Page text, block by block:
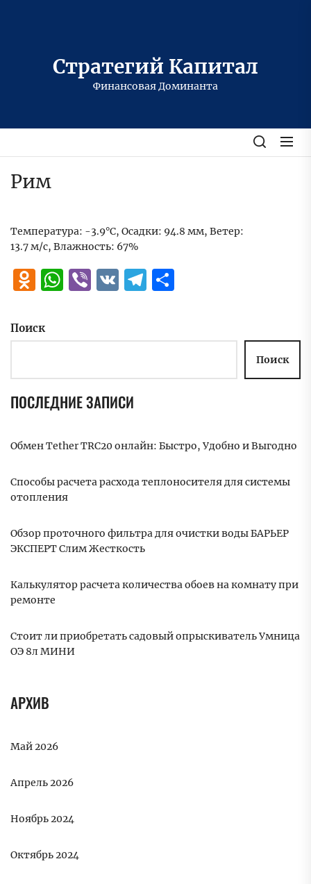
Стратегий Капитал
Финансовая Доминанта
Рим
Температура: -3.9°C, Осадки: 94.8 мм, Ветер:
13.7 м/с, Влажность: 67%
Odnoklassniki
WhatsApp
Viber
VK Telegram
Поиск
Поиск
ПОСЛЕДНИЕ ЗАПИСИ
Обмен Tether TRC20 онлайн: Быстро, Удобно и Выгодно
Способы расчета расхода теплоносителя для системы
отопления
Обзор проточного фильтра для очистки воды БАРЬЕР
ЭКСПЕРТ Слим Жесткость
Калькулятор расчета количества обоев на комнату при
ремонте
Стоит ли приобретать садовый опрыскиватель Умница
ОЭ 8л МИНИ
АРХИВ
Май 2026
Апрель 2026
Ноябрь 2024
Октябрь 2024